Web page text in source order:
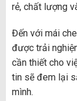
rẻ, chất lượng
Đến với mái
được trải
cần thiết cho
tin sẽ đem lại
mình.